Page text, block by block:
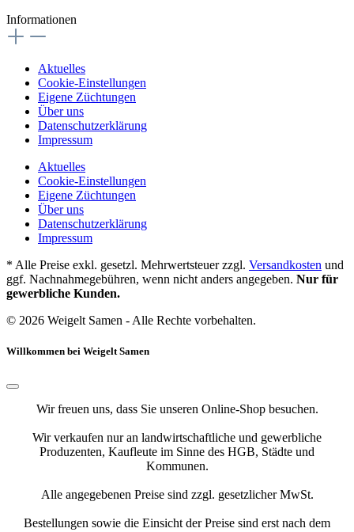
Informationen
Aktuelles
Cookie-Einstellungen
Eigene Züchtungen
Über uns
Datenschutzerklärung
Impressum
Aktuelles
Cookie-Einstellungen
Eigene Züchtungen
Über uns
Datenschutzerklärung
Impressum
* Alle Preise exkl. gesetzl. Mehrwertsteuer zzgl. Versandkosten und
ggf. Nachnahmegebühren, wenn nicht anders angegeben. Nur für
gewerbliche Kunden.
© 2026 Weigelt Samen - Alle Rechte vorbehalten.
Willkommen bei Weigelt Samen
Wir freuen uns, dass Sie unseren Online-Shop besuchen.
Wir verkaufen nur an landwirtschaftliche und gewerbliche
Produzenten, Kaufleute im Sinne des HGB, Städte und
Kommunen.
Alle angegebenen Preise sind zzgl. gesetzlicher MwSt.
Bestellungen sowie die Einsicht der Preise sind erst nach dem